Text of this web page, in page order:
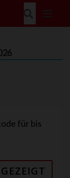
für bis